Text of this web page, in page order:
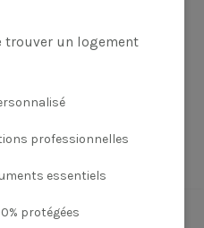
trouver un logement
professionnelles
essentiels
protégées